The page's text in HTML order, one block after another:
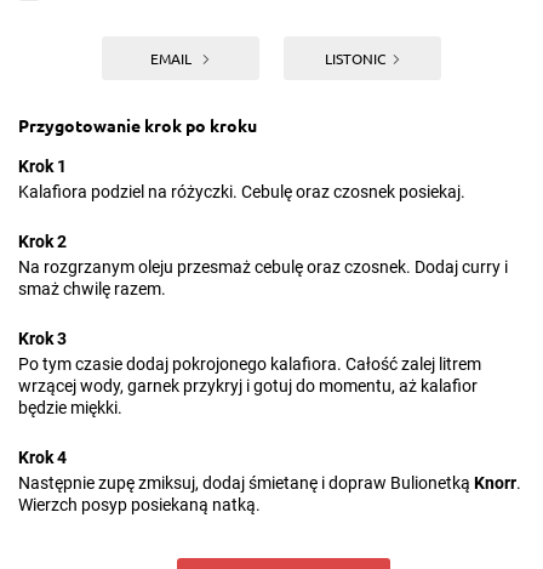
EMAIL LISTONIC
Przygotowanie krok po kroku
Krok 1
Kalafiora podziel na różyczki. Cebulę oraz czosnek posiekaj.
Krok 2
Na rozgrzanym oleju przesmaż cebulę oraz czosnek. Dodaj curry i
smaż chwilę razem.
Krok 3
Po tym czasie dodaj pokrojonego kalafiora. Całość zalej litrem
wrzącej wody, garnek przykryj i gotuj do momentu, aż kalafior
będzie miękki.
Krok 4
Następnie zupę zmiksuj, dodaj śmietanę i dopraw Bulionetką Knorr.
Wierzch posyp posiekaną natką.